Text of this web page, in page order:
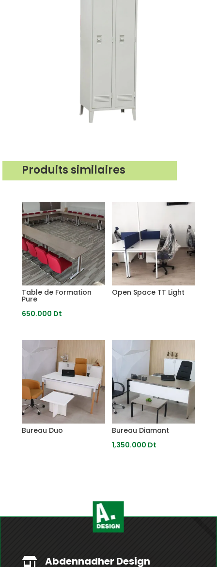
Produits similaires
Table de Formation
Pure
650.000 Dt
Open Space TT Light
Bureau Duo
Bureau Diamant
1,350.000 Dt
 Abdennadher Design